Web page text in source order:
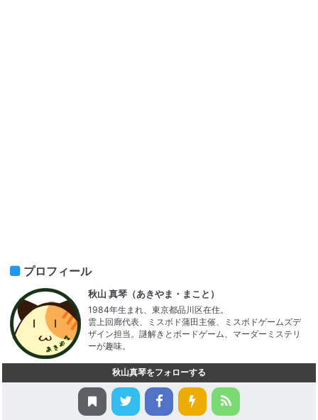
プロフィール
秋山 真琴（あきやま・まこと）
1984年生まれ、東京都品川区在住。
雲上回廊代表、ミスボド蒲田主催、ミスボドゲームズデ
ザイン担当。謎解きとボードゲーム、マーダーミステリ
ーが趣味。
秋山真琴をフォローする